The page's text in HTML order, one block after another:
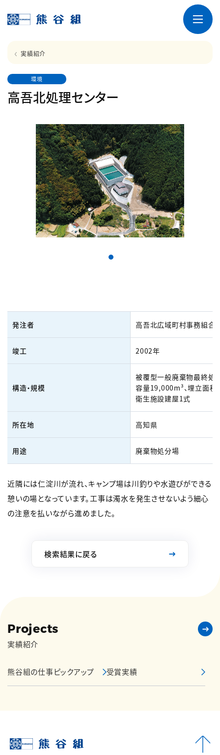
実績紹介
環境
高吾北処理センター
発注者 高吾北広域町村事務組合
竣工 2002年
構造・規模
被覆型一般廃棄物最終処
容量19,000m³、埋立面積
衛生施設建屋1式
所在地 高知県
用途 廃棄物処分場
近隣には仁淀川が流れ、キャンプ場は川釣りや水遊びができる
憩いの場となっています。工事は濁水を発生させないよう細心
の注意を払いながら進めました。
検索結果に戻る
Projects
実績紹介
熊谷組の仕事ピックアップ 受賞実績